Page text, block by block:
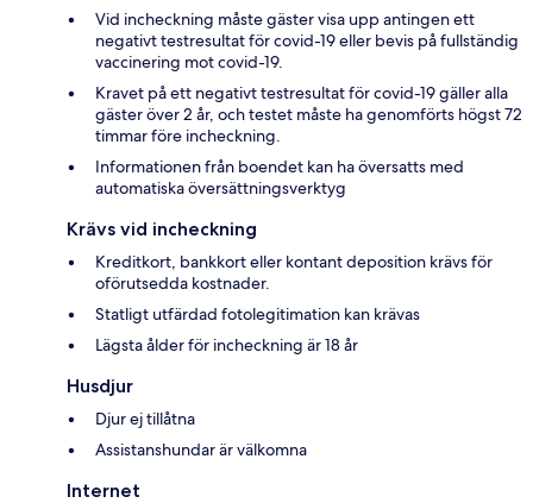
Vid incheckning måste gäster visa upp antingen ett
negativt testresultat för covid-19 eller bevis på fullständig
vaccinering mot covid-19.
Kravet på ett negativt testresultat för covid-19 gäller alla
gäster över 2 år, och testet måste ha genomförts högst 72
timmar före incheckning.
Informationen från boendet kan ha översatts med
automatiska översättningsverktyg
Krävs vid incheckning
Kreditkort, bankkort eller kontant deposition krävs för
oförutsedda kostnader.
Statligt utfärdad fotolegitimation kan krävas
Lägsta ålder för incheckning är 18 år
Husdjur
Djur ej tillåtna
Assistanshundar är välkomna
Internet